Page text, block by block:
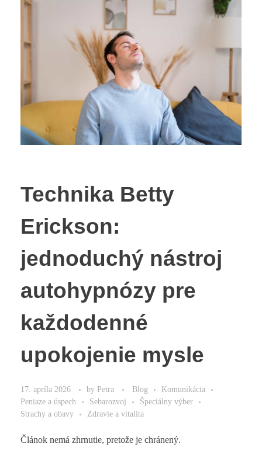
Technika Betty
Erickson:
jednoduchý nástroj
autohypnózy pre
každodenné
upokojenie mysle
17. apríla 2026 by Petra Blog
Komunikácia
Peniaze a úspech
Sebarozvoj
Špeciálny výber
Strachy a obavy
Zdravie a vitalita
Článok nemá zhrnutie, pretože je chránený.